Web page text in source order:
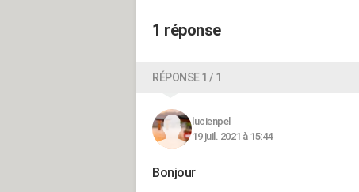
1 réponse
RÉPONSE 1 / 1
lucienpel
19 juil. 2021 à 15:44
Bonjour